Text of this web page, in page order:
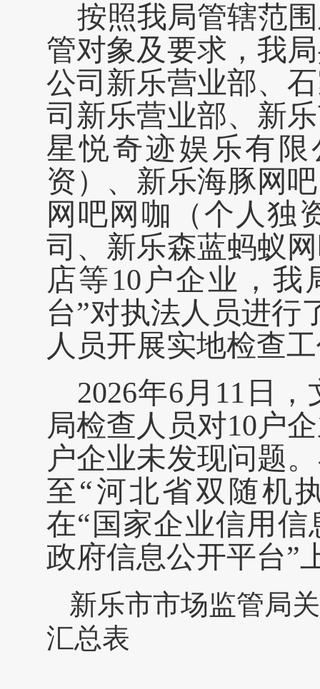
按照我局管辖范
管对象及要求，我
公司新乐营业部、
司新乐营业部、新
星悦奇迹娱乐有
资）、新乐海豚网
网吧网咖（个人独
司、新乐森蓝蚂蚁
店等10户企业，我
台”对执法人员进行
人员开展实地检查
2026年6月11日
局检查人员对10户
户企业未发现问题
至“河北省双随机
在“国家企业信用
政府信息公开平台”
新乐市市场监管局
汇总表